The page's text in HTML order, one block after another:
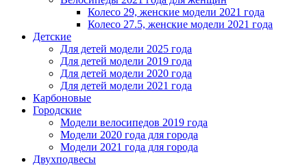
Колесо 29, женские модели 2021 года
Колесо 27.5, женские модели 2021 года
Детские
Для детей модели 2025 года
Для детей модели 2019 года
Для детей модели 2020 года
Для детей модели 2021 года
Карбоновые
Городские
Модели велосипедов 2019 года
Модели 2020 года для города
Модели 2021 года для города
Двухподвесы